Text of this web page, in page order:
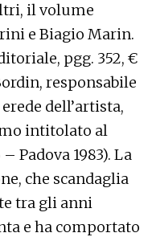
il volume
e Biagio Marin.
pgg. 352, €
responsabile
dell’artista,
intitolato al
Padova 1983). La
che scandaglia
tra gli anni
e ha comportato